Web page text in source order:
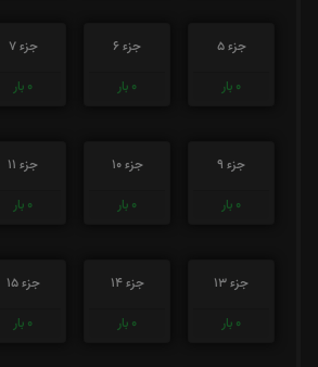
جزء 5
0 بار
جزء 6
0 بار
جزء 7
0 بار
جزء 9
0 بار
جزء 10
0 بار
جزء 11
0 بار
جزء 13
0 بار
جزء 14
0 بار
جزء 15
0 بار